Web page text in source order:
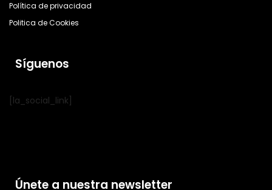
Política de privacidad
Politica de Cookies
Síguenos
[la_social_link]
Únete a nuestra newsletter